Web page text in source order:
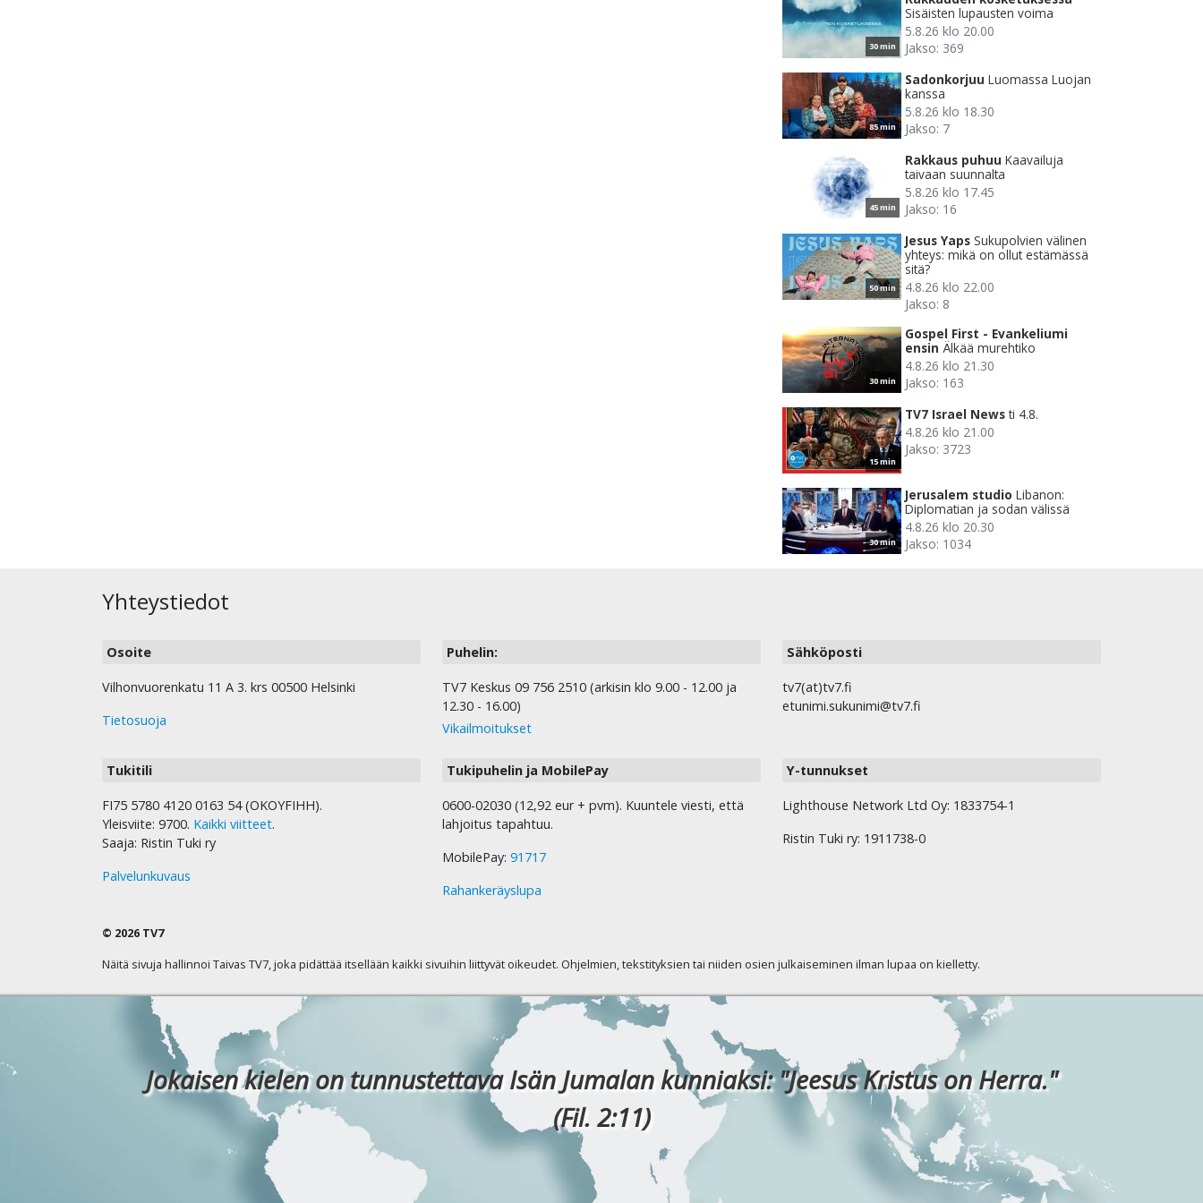
30 min
Sisäisten lupausten voima
5.8.26 klo 20.00
Jakso: 369
85 min
Sadonkorjuu Luomassa Luojan
kanssa
5.8.26 klo 18.30
Jakso: 7
45 min
Rakkaus puhuu Kaavailuja
taivaan suunnalta
5.8.26 klo 17.45
Jakso: 16
50 min
Jesus Yaps Sukupolvien välinen
yhteys: mikä on ollut estämässä
sitä?
4.8.26 klo 22.00
Jakso: 8
30 min
Gospel First - Evankeliumi
ensin Älkää murehtiko
4.8.26 klo 21.30
Jakso: 163
15 min
TV7 Israel News ti 4.8.
4.8.26 klo 21.00
Jakso: 3723
30 min
Jerusalem studio Libanon:
Diplomatian ja sodan välissä
4.8.26 klo 20.30
Jakso: 1034
Yhteystiedot
Osoite
Vilhonvuorenkatu 11 A 3. krs 00500 Helsinki
Tietosuoja
Puhelin:
TV7 Keskus 09 756 2510 (arkisin klo 9.00 - 12.00 ja
12.30 - 16.00)
Vikailmoitukset
Sähköposti
tv7(at)tv7.fi
etunimi.sukunimi@tv7.fi
Tukitili
FI75 5780 4120 0163 54 (OKOYFIHH).
Yleisviite: 9700. Kaikki viitteet.
Saaja: Ristin Tuki ry
Palvelunkuvaus
Tukipuhelin ja MobilePay
0600-02030 (12,92 eur + pvm). Kuuntele viesti, että
lahjoitus tapahtuu.
MobilePay: 91717
Rahankeräyslupa
Y-tunnukset
Lighthouse Network Ltd Oy: 1833754-1
Ristin Tuki ry: 1911738-0
© 2026 TV7
Näitä sivuja hallinnoi Taivas TV7, joka pidättää itsellään kaikki sivuihin liittyvät oikeudet. Ohjelmien, tekstityksien tai niiden osien julkaiseminen ilman lupaa on kielletty.
Jokaisen kielen on tunnustettava Isän Jumalan kunniaksi: "Jeesus Kristus on Herra."
(Fil. 2:11)